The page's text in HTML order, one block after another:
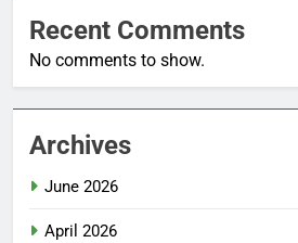
Recent Comments
No comments to show.
Archives
June 2026
April 2026